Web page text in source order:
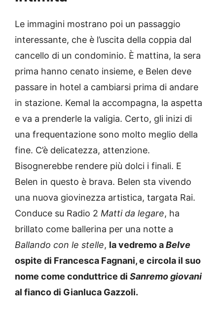
Le immagini mostrano poi un passaggio
interessante, che è l’uscita della coppia dal
cancello di un condominio. È mattina, la sera
prima hanno cenato insieme, e Belen deve
passare in hotel a cambiarsi prima di andare
in stazione. Kemal la accompagna, la aspetta
e va a prenderle la valigia. Certo, gli inizi di
una frequentazione sono molto meglio della
fine. C’è delicatezza, attenzione.
Bisognerebbe rendere più dolci i finali. E
Belen in questo è brava. Belen sta vivendo
una nuova giovinezza artistica, targata Rai.
Conduce su Radio 2 Matti da legare, ha
brillato come ballerina per una notte a
Ballando con le stelle, la vedremo aBelve
ospite di Francesca Fagnani, e circola il suo
nome come conduttrice di Sanremo giovani
al fianco di Gianluca Gazzoli.